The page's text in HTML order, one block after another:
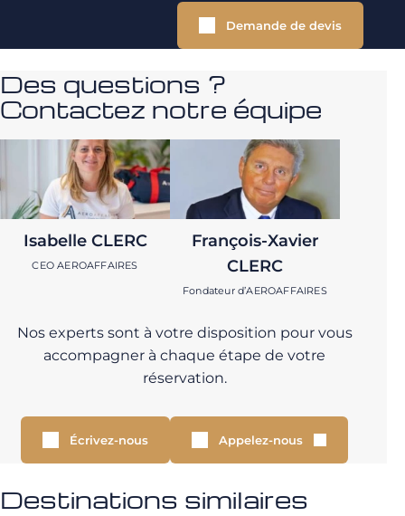
Demande de devis
Des questions ?
Contactez notre équipe
Isabelle CLERC
CEO AEROAFFAIRES
François-Xavier
CLERC
Fondateur d’AEROAFFAIRES
Nos experts sont à votre disposition pour vous
accompagner à chaque étape de votre
réservation.
Écrivez-nous Appelez-nous
Destinations similaires